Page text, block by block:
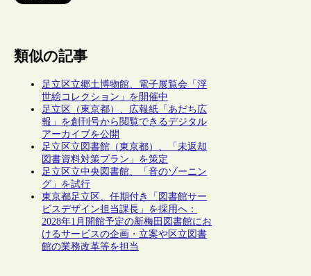
類似の記事
足立区立郷土博物館、電子展覧会「浮
世絵コレクション」を開催中
足立区（東京都）、広報紙「あだち広
報」を創刊号から閲覧できるデジタル
アーカイブを公開
足立区立図書館（東京都）、「未返却
図書資料対策プラン」を策定
足立区立中央図書館、「音のゾーニン
グ」を試行
東京都足立区、任期付き「図書館サー
ビスデザイン担当課長」を採用へ：
2028年1月開館予定の新梅田図書館にお
けるサービスの企画・立案や区立図書
館の業務改革等を担当